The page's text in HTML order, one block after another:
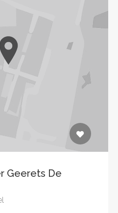
Geerets De